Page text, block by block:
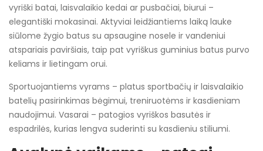
vyriški batai, laisvalaikio kedai ar pusbačiai, biurui –
elegantiški mokasinai. Aktyviai leidžiantiems laiką lauke
siūlome žygio batus su apsaugine nosele ir vandeniui
atspariais paviršiais, taip pat vyriškus guminius batus purvo
keliams ir lietingam orui.
Sportuojantiems vyrams – platus sportbačių ir laisvalaikio
batelių pasirinkimas bėgimui, treniruotėms ir kasdieniam
naudojimui. Vasarai – patogios vyriškos basutės ir
espadrilės, kurias lengva suderinti su kasdieniu stiliumi.